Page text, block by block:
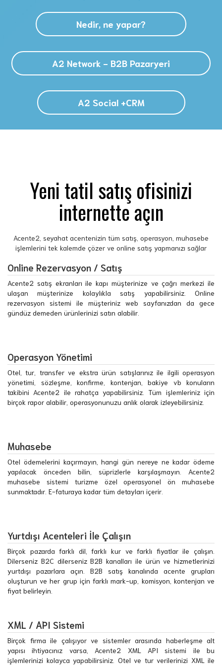
Nedir, ne yapar?
A2 Network - B2B Pazaryeri
A2 Social +CRM
Yeni tatil satış ofisinizi
internette açın
Acente2, seyahat acentenizin tüm satış, operasyon, muhasebe
işlemlerini tek kalemde çözer ve online satış yapmanızı sağlar
Online Rezervasyon / Satış
Acente2 satış ekranları ile kapı müşterinize ve çağrı merkezi ile
ulaşan müşterinize kolaylıkla satış yapabilirsiniz. Online
rezervasyon sistemi ile müşteriniz web sayfanızdan da gece
gündüz demeden ürünlerinizi satın alabilir.
Operasyon Yönetimi
Otel, tur, transfer ve ekstra ürün satışlarınız ile ilgili operasyon
yönetimi, sözleşme, konfirme, kontenjan, bakiye vb konuların
takibini Acente2 ile rahatça yapabilirsiniz. Tüm işlemleriniz için
birçok rapor alabilir, operasyonunuzu anlık olarak izleyebilirsiniz.
Muhasebe
Otel ödemelerini kaçırmayın, hangi gün nereye ne kadar ödeme
yapılacak önceden bilin, süprizlerle karşılaşmayın. Acente2
muhasebe sistemi turizme özel operasyonel ön muhasebe
sunmaktadır. E-faturaya kadar tüm detayları içerir.
Yurtdışı Acenteleri İle Çalışın
Birçok pazarda farklı dil, farklı kur ve farklı fiyatlar ile çalışın.
Dilerseniz B2C dilerseniz B2B kanalları ile ürün ve hizmetlerinizi
yurtdışı pazarlara açın. B2B satış kanalında acente grupları
oluşturun ve her grup için farklı mark-up, komisyon, kontenjan ve
fiyat belirleyin.
XML / API Sistemi
Birçok firma ile çalışıyor ve sistemler arasında haberleşme alt
yapısı ihtiyacınız varsa, Acente2 XML API sistemi ile bu
işlemlerinizi kolayca yapabilirsiniz. Otel ve tur verilerinizi XML ile